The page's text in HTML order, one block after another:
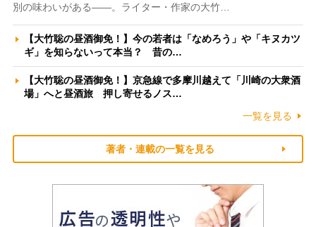
別の味わいがある――。ライター・作家の大竹…
【大竹聡の昼酒御免！】今の若者は「なめろう」や「キヌカツ
ギ」を知らないって本当？ 昔の…
【大竹聡の昼酒御免！】京急線で多摩川越えて「川崎の大衆酒
場」へと昼酒旅 押し寄せるノス…
一覧を見る
著者・連載の一覧を見る